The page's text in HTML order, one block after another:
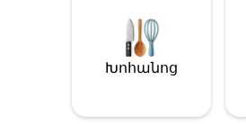
Խոհանոց